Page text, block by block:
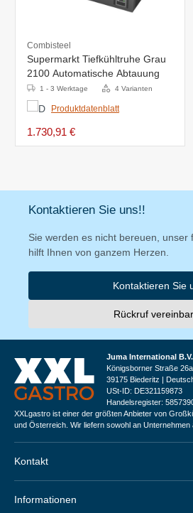
Combisteel
Supermarkt Tiefkühltruhe Grau
2100 Automatische Abtauung
1 - 3 Werktage 4 Varianten
Produktdatenblatt
1.730,91 €
Kontaktieren Sie uns!!
Sie werden es nicht bereuen, unser
hilft Ihnen von ganzem Herzen.
Kontaktieren Sie
Rückruf
Juma International B.V.
Königsborner Straße 26a
39175 Biederitz |
USt-ID: DE321159873
Handelsregister:
XXLgastro ist einer der größten Anbieter von
und Österreich. Wir liefern sowohl an Unternehmen
Kontakt
Informationen